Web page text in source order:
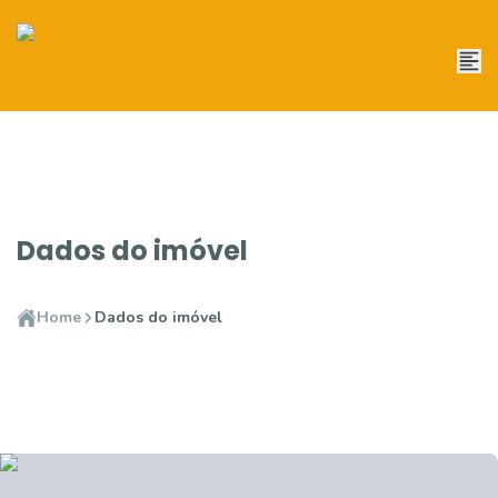
Dados do imóvel
Home Dados do imóvel